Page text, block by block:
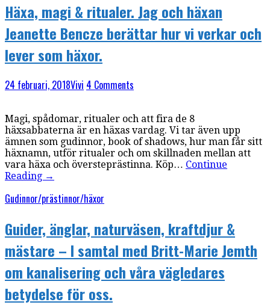
Häxa, magi & ritualer. Jag och häxan
Jeanette Bencze berättar hur vi verkar och
lever som häxor.
24 februari, 2018Vivi 4 Comments
Magi, spådomar, ritualer och att fira de 8
häxsabbaterna är en häxas vardag. Vi tar även upp
ämnen som gudinnor, book of shadows, hur man får sitt
häxnamn, utför ritualer och om skillnaden mellan att
vara häxa och översteprästinna. Köp… Continue
Reading →
Gudinnor/prästinnor/häxor
Guider, änglar, naturväsen, kraftdjur &
mästare – I samtal med Britt-Marie Jemth
om kanalisering och våra vägledares
betydelse för oss.